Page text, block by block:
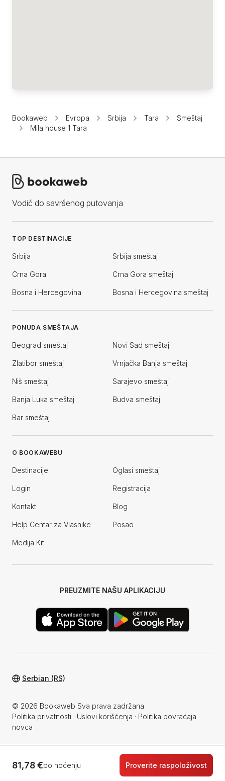
Bookaweb Evropa Srbija Tara
Smeštaj
Mila house 1 Tara
81,78 €po noćenju Proverite raspoloživost
Vodič do savršenog putovanja
TOP DESTINACIJE
Srbija Srbija smeštaj
Crna Gora Crna Gora smeštaj
Bosna i Hercegovina Bosna i Hercegovina smeštaj
PONUDA SMEŠTAJA
Beograd smeštaj Novi Sad smeštaj
Zlatibor smeštaj Vrnjačka Banja smeštaj
Niš smeštaj Sarajevo smeštaj
Banja Luka smeštaj Budva smeštaj
Bar smeštaj
O BOOKAWEBU
Destinacije Oglasi smeštaj
Login Registracija
Kontakt Blog
Help Centar za Vlasnike Posao
Medija Kit
PREUZMITE NAŠU APLIKACIJU
© 2026 Bookaweb Sva prava zadržana
Politika privatnosti · Uslovi korišćenja · Politika povraćaja
novca
Serbian (RS)